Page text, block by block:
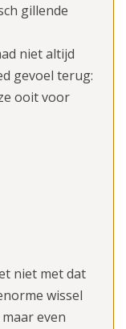
gillende
niet altijd
gevoel terug:
ooit voor
niet met dat
wissel
even